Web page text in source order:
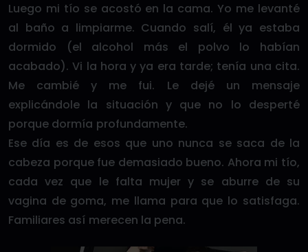
Luego mi tío se acostó en la cama. Yo me levanté
al baño a limpiarme. Cuando salí, él ya estaba
dormido (el alcohol más el polvo lo habían
acabado). Vi la hora y ya era tarde; tenía una cita.
Me cambié y me fui. Le dejé un mensaje
explicándole la situación y que no lo desperté
porque dormía profundamente.
Ese día es de esos que uno nunca se saca de la
cabeza porque fue demasiado bueno. Ahora mi tío,
cada vez que le falta mujer y se aburre de su
vagina de goma, me llama para que lo satisfaga.
Familiares así merecen la pena.